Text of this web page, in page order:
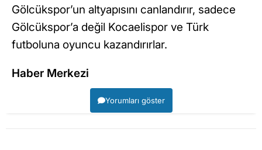
Gölcükspor’un altyapısını canlandırır, sadece
Gölcükspor’a değil Kocaelispor ve Türk
futboluna oyuncu kazandırırlar.
Haber Merkezi
Yorumları göster